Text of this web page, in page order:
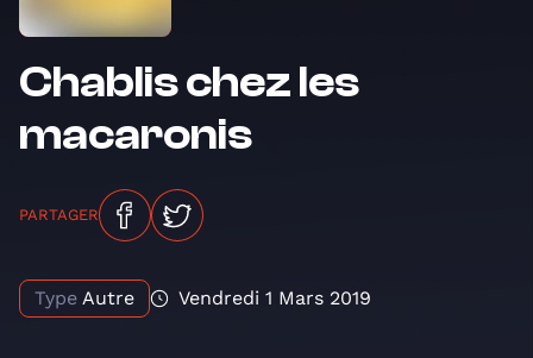
Chablis chez les
macaronis
PARTAGER
Type Autre Vendredi 1 Mars 2019